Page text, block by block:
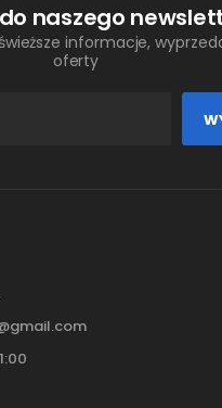
naszego
informacje,
oferty